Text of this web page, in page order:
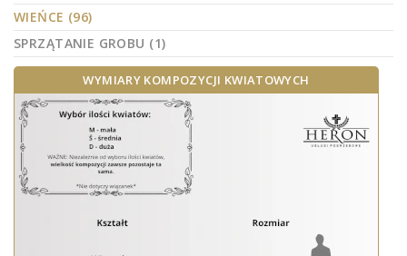
WIEŃCE (96)
SPRZĄTANIE GROBU (1)
WYMIARY KOMPOZYCJI KWIATOWYCH